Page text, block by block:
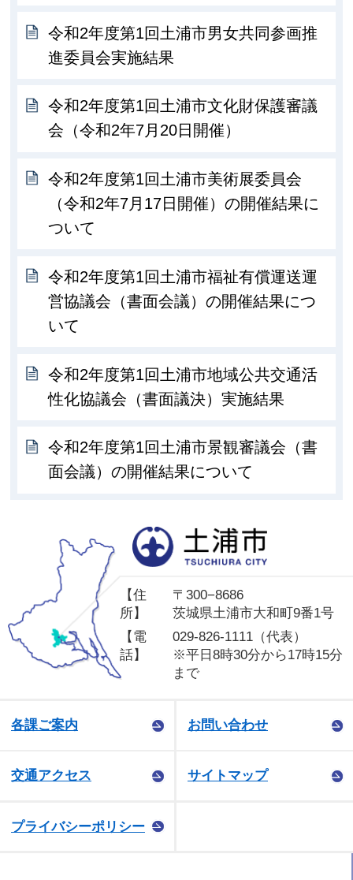
令和2年度第1回土浦市男女共同参画推
進委員会実施結果
令和2年度第1回土浦市文化財保護審議
会（令和2年7月20日開催）
令和2年度第1回土浦市美術展委員会
（令和2年7月17日開催）の開催結果に
ついて
令和2年度第1回土浦市福祉有償運送運
営協議会（書面会議）の開催結果につ
いて
令和2年度第1回土浦市地域公共交通活
性化協議会（書面議決）実施結果
令和2年度第1回土浦市景観審議会（書
面会議）の開催結果について
【住
所】
〒300−8686
茨城県土浦市大和町9番1号
【電
話】
029-826-1111（代表）
※平日8時30分から17時15分
まで
各課ご案内 お問い合わせ
交通アクセス サイトマップ
プライバシーポリシー